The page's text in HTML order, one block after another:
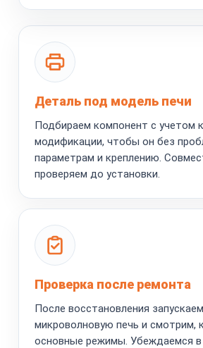
Деталь под модель печи
Подбираем компонент с учетом
модификации, чтобы он без
параметрам и креплению.
проверяем до установки.
Проверка после ремонта
После восстановления запускаем
микроволновую печь и смотрим,
основные режимы. Убеждаемся в